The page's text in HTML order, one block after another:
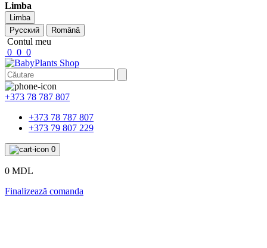
Limba
Limba
Русский
Română
Contul meu
0 0 0
+373 78 787 807
+373 78 787 807
+373 79 807 229
0
0 MDL
Finalizează comanda